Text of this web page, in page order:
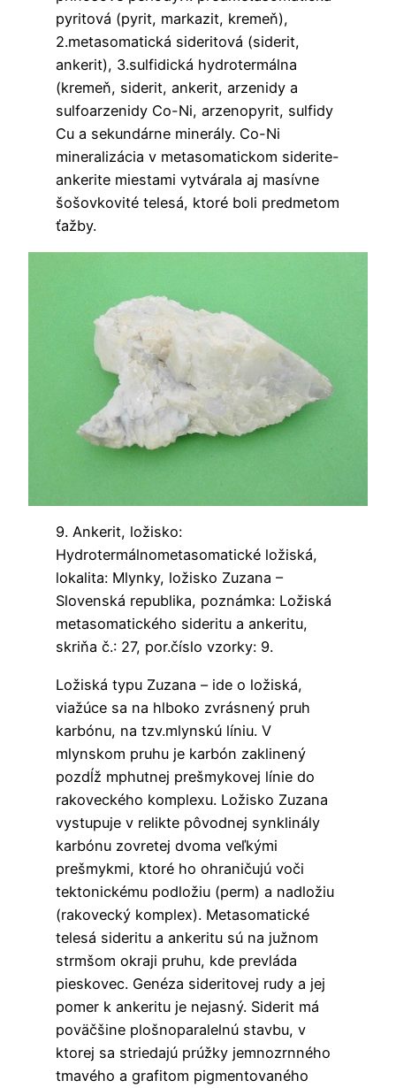
pyritová (pyrit, markazit, kremeň),
2.metasomatická sideritová (siderit,
ankerit), 3.sulfidická hydrotermálna
(kremeň, siderit, ankerit, arzenidy a
sulfoarzenidy Co-Ni, arzenopyrit, sulfidy
Cu a sekundárne minerály. Co-Ni
mineralizácia v metasomatickom siderite-
ankerite miestami vytvárala aj masívne
šošovkovité telesá, ktoré boli predmetom
ťažby.
9. Ankerit, ložisko:
Hydrotermálnometasomatické ložiská,
lokalita: Mlynky, ložisko Zuzana –
Slovenská republika, poznámka: Ložiská
metasomatického sideritu a ankeritu,
skriňa č.: 27, por.číslo vzorky: 9.
Ložiská typu Zuzana – ide o ložiská,
viažúce sa na hlboko zvrásnený pruh
karbónu, na tzv.mlynskú líniu. V
mlynskom pruhu je karbón zaklinený
pozdĺž mphutnej prešmykovej línie do
rakoveckého komplexu. Ložisko Zuzana
vystupuje v relikte pôvodnej synklinály
karbónu zovretej dvoma veľkými
prešmykmi, ktoré ho ohraničujú voči
tektonickému podložiu (perm) a nadložiu
(rakovecký komplex). Metasomatické
telesá sideritu a ankeritu sú na južnom
strmšom okraji pruhu, kde prevláda
pieskovec. Genéza sideritovej rudy a jej
pomer k ankeritu je nejasný. Siderit má
poväčšine plošnoparalelnú stavbu, v
ktorej sa striedajú prúžky jemnozrnného
tmavého a grafitom pigmentovaného